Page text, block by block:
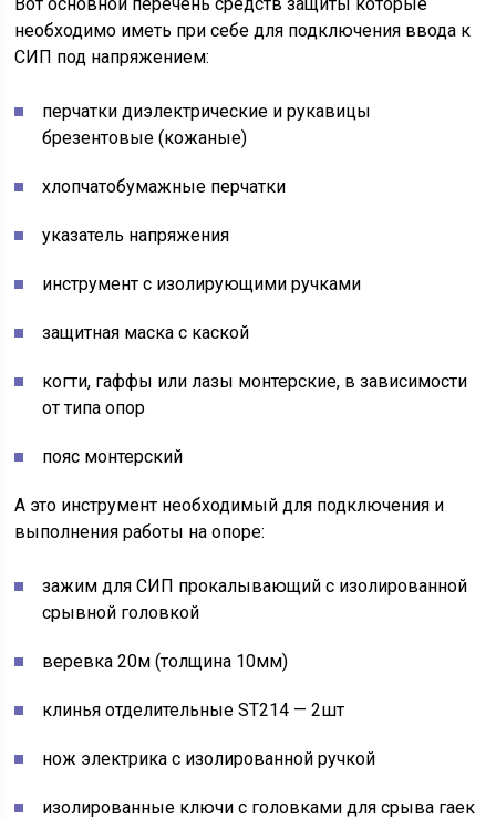
необходимо иметь при себе для подключения ввода к
СИП под напряжением:
перчатки диэлектрические и рукавицы
брезентовые (кожаные)
хлопчатобумажные перчатки
указатель напряжения
инструмент с изолирующими ручками
защитная маска с каской
когти, гаффы или лазы монтерские, в зависимости
от типа опор
пояс монтерский
А это инструмент необходимый для подключения и
выполнения работы на опоре:
зажим для СИП прокалывающий с изолированной
срывной головкой
веревка 20м (толщина 10мм)
клинья отделительные ST214 — 2шт
нож электрика с изолированной ручкой
изолированные ключи с головками для срыва гаек